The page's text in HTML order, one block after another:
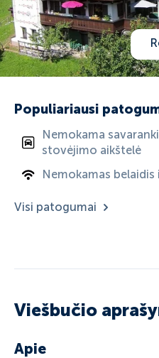
Populiariausi
Nemokama
stovėjimo aikštelė
Nemokamas
Visi patogumai
Viešbučio
Apie